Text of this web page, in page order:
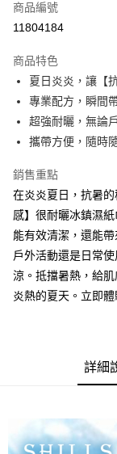
超商取貨付款
Apple Pay
街口支付
悠遊付
ATM付款
全家取貨付款
每筆NT$85，滿
付款後全家取貨
每筆NT$85，滿
付款後7-11取貨
宅配
商品編號
11804184
商品特色
夏日炎炎，讓【
專業配方，瞬間
超強耐曬，無論
攜帶方便，隨時
銷售重點
在炎炎夏日，抗暑
感】很耐曬冰鎮濕
能有效清潔，還能
戶外活動還是日常
涼。抵擋暑熱，給
炎熱的夏天。立即
詳細